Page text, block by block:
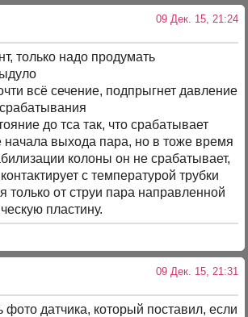
09 Дек. 15, 21:24
только надо продумать
всё сечение, подпрыгнет давление
до тса так, что срабатывает
начала выхода пара, но в тоже время
колоны он не срабатывает,
с температурой трубки
только от струи пара направленной
пластину.
09 Дек. 15, 21:31
фото датчика, который поставил, если